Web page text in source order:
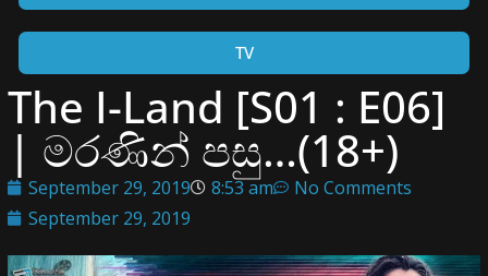
TV
The I-Land [S01 : E06]
| මරණින් පසු…(18+)
September 29, 2019 8:53 am
No Comments
September 29, 2019